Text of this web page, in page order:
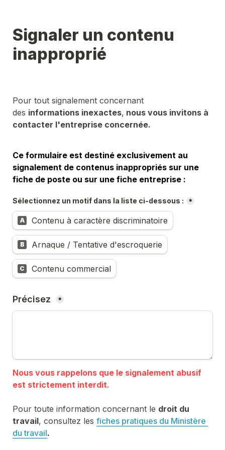
Signaler un contenu
inapproprié
Pour tout signalement concernant
des informations inexactes, nous vous invitons à
contacter l'entreprise concernée.
Ce formulaire est destiné exclusivement au
signalement de contenus inappropriés sur une
fiche de poste ou sur une fiche entreprise :
Sélectionnez un motif dans la liste ci-dessous : *
A Contenu à caractère discriminatoire
B Arnaque / Tentative d'escroquerie
C Contenu commercial
Précisez *
Nous vous rappelons que le signalement abusif
Pour toute information concernant le droit du
travail, consultez les fiches pratiques du Ministère
du travail